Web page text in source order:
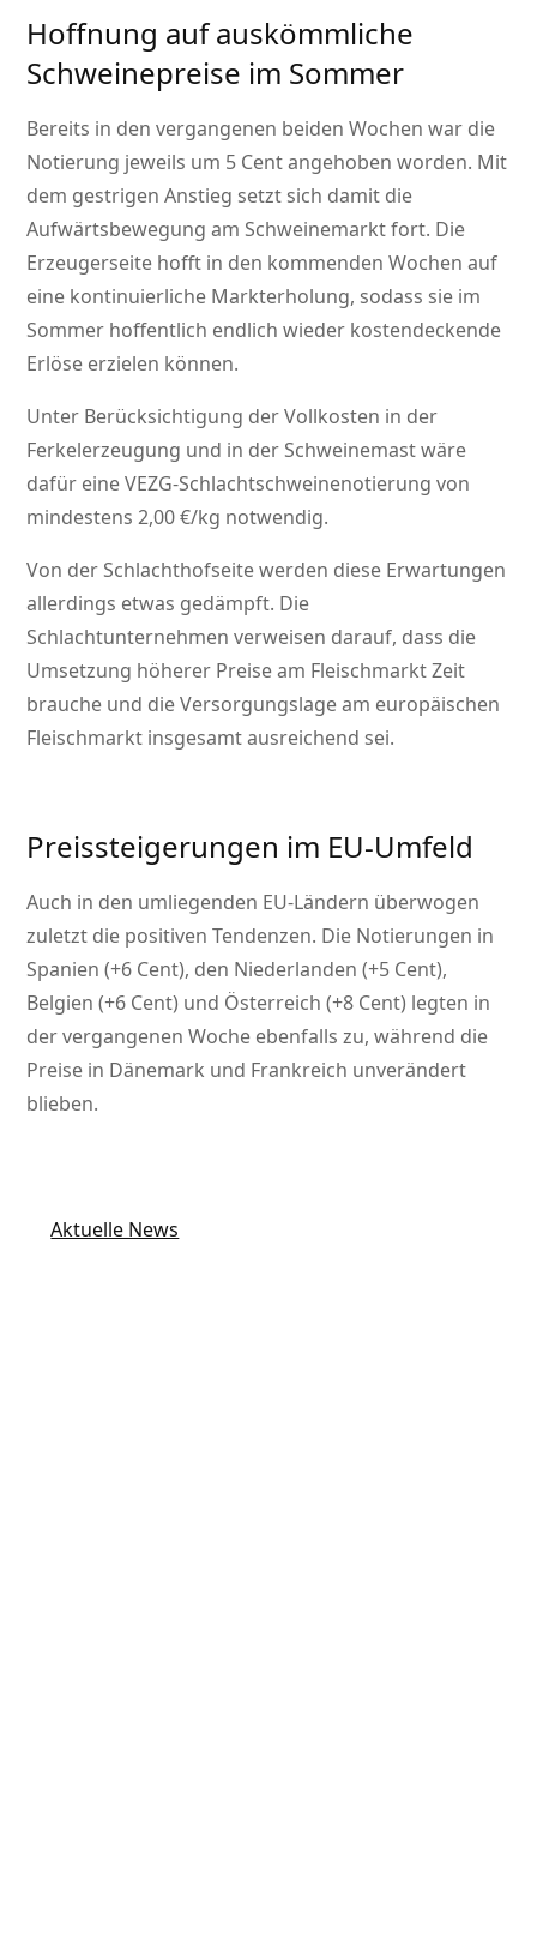
Hoffnung auf auskömmliche
Schweinepreise im Sommer
Bereits in den vergangenen beiden Wochen war die
Notierung jeweils um 5 Cent angehoben worden. Mit
dem gestrigen Anstieg setzt sich damit die
Aufwärtsbewegung am Schweinemarkt fort. Die
Erzeugerseite hofft in den kommenden Wochen auf
eine kontinuierliche Markterholung, sodass sie im
Sommer hoffentlich endlich wieder kostendeckende
Erlöse erzielen können.
Unter Berücksichtigung der Vollkosten in der
Ferkelerzeugung und in der Schweinemast wäre
dafür eine VEZG-Schlachtschweinenotierung von
mindestens 2,00 €/kg notwendig.
Von der Schlachthofseite werden diese Erwartungen
allerdings etwas gedämpft. Die
Schlachtunternehmen verweisen darauf, dass die
Umsetzung höherer Preise am Fleischmarkt Zeit
brauche und die Versorgungslage am europäischen
Fleischmarkt insgesamt ausreichend sei.
Preissteigerungen im EU-Umfeld
Auch in den umliegenden EU-Ländern überwogen
zuletzt die positiven Tendenzen. Die Notierungen in
Spanien (+6 Cent), den Niederlanden (+5 Cent),
Belgien (+6 Cent) und Österreich (+8 Cent) legten in
der vergangenen Woche ebenfalls zu, während die
Preise in Dänemark und Frankreich unverändert
blieben.
Aktuelle News